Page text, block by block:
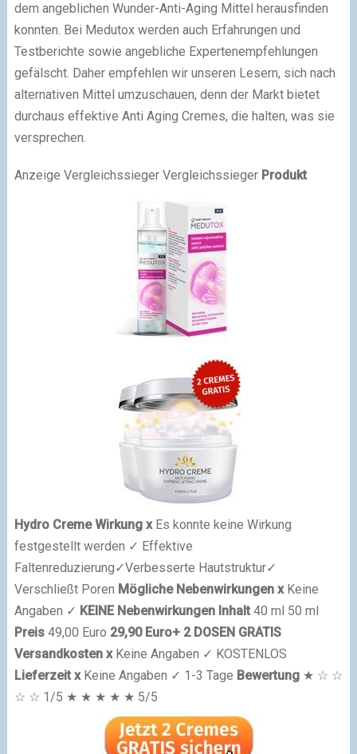
dem angeblichen Wunder-Anti-Aging Mittel herausfinden
konnten. Bei Medutox werden auch Erfahrungen und
Testberichte sowie angebliche Expertenempfehlungen
gefälscht. Daher empfehlen wir unseren Lesern, sich nach
alternativen Mittel umzuschauen, denn der Markt bietet
durchaus effektive Anti Aging Cremes, die halten, was sie
versprechen.
Anzeige Vergleichssieger Vergleichssieger Produkt
Hydro Creme Wirkung xEs konnte keine Wirkung
festgestellt werden ✓ Effektive
Faltenreduzierung✓Verbesserte Hautstruktur✓
Verschließt Poren Mögliche Nebenwirkungen xKeine
Angaben ✓ KEINE Nebenwirkungen Inhalt40 ml 50 ml
Preis 49,00 Euro 29,90 Euro+ 2 DOSEN GRATIS
Versandkosten xKeine Angaben ✓ KOSTENLOS
Lieferzeit xKeine Angaben ✓ 1-3 Tage Bewertung ★ ☆ ☆
☆ ☆ 1/5 ★ ★ ★ ★ ★ 5/5